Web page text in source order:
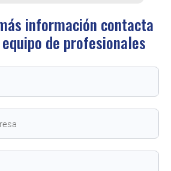
información contacta
de profesionales